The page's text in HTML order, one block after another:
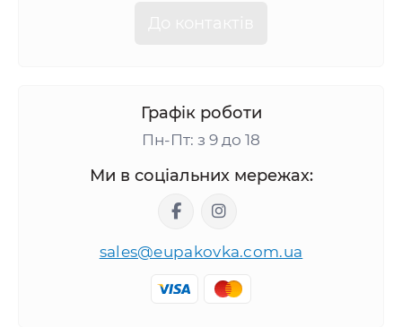
Графік роботи
Пн-Пт: з 9 до 18
Ми в соціальних мережах:
sales@eupakovka.com.ua